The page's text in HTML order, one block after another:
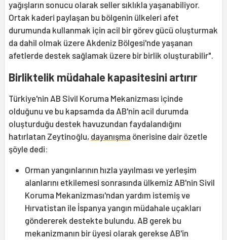
yağışların sonucu olarak seller sıklıkla yaşanabiliyor.
Ortak kaderi paylaşan bu bölgenin ülkeleri afet
durumunda kullanmak için acil bir görev gücü oluşturmak
da dahil olmak üzere Akdeniz Bölgesi'nde yaşanan
afetlerde destek sağlamak üzere bir birlik oluşturabilir".
Birliktelik müdahale kapasitesini artırır
Türkiye'nin AB Sivil Koruma Mekanizması içinde
olduğunu ve bu kapsamda da AB'nin acil durumda
oluşturduğu destek havuzundan faydalandığını
hatırlatan Zeytinoğlu, dayanışma önerisine dair özetle
şöyle dedi:
Orman yangınlarının hızla yayılması ve yerleşim
alanlarını etkilemesi sonrasında ülkemiz AB'nin Sivil
Koruma Mekanizması'ndan yardım istemiş ve
Hırvatistan ile İspanya yangın müdahale uçakları
göndererek destekte bulundu. AB gerek bu
mekanizmanın bir üyesi olarak gerekse AB'in